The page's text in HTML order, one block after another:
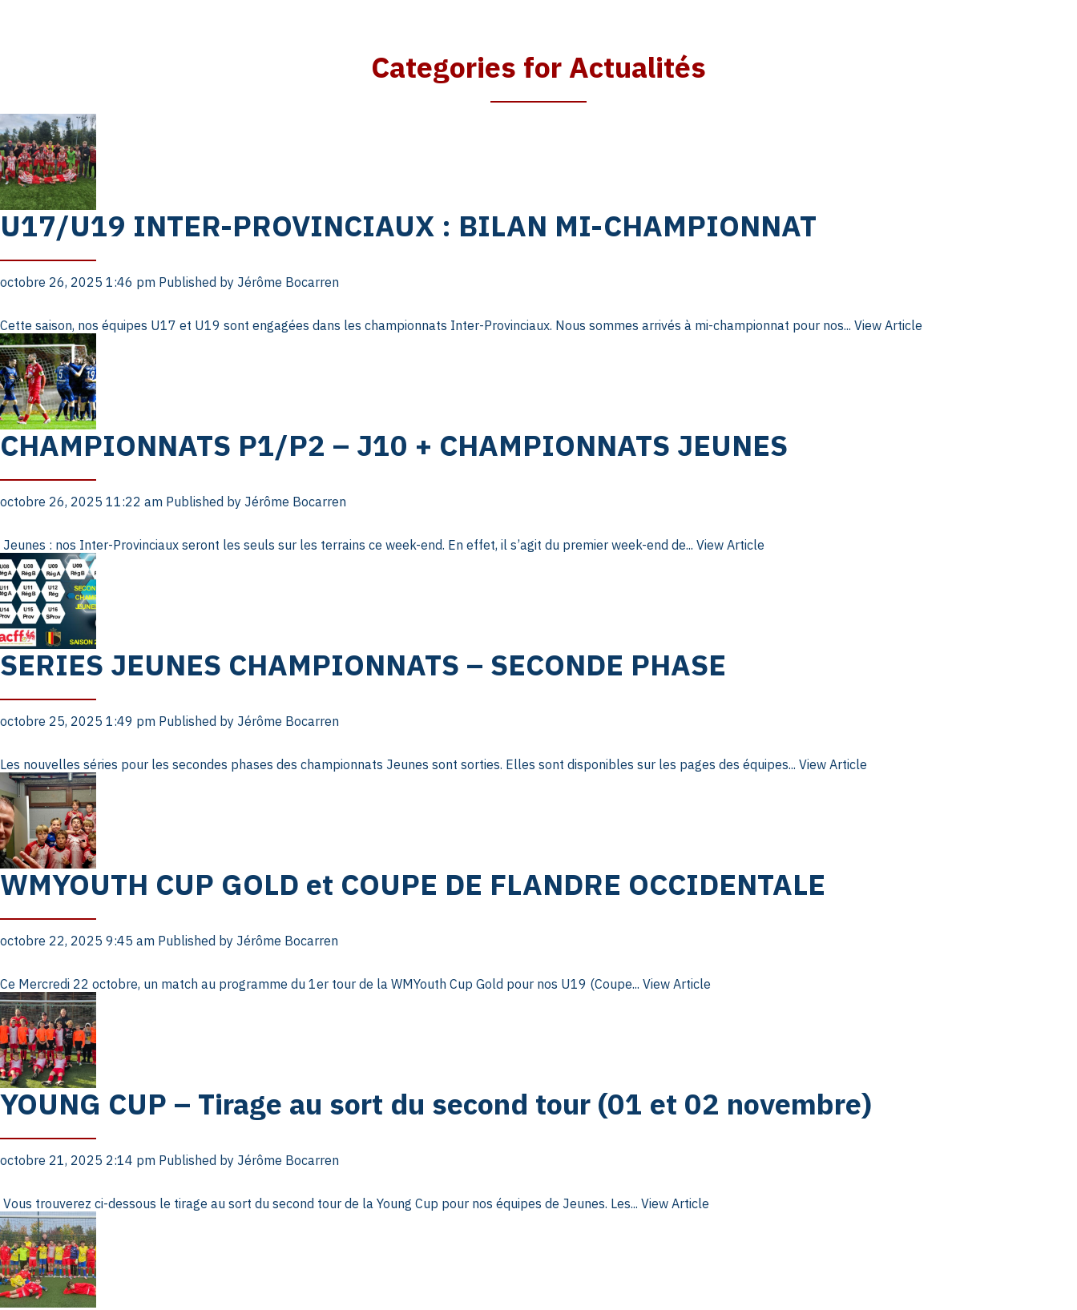
GALERIE
INFOS
Categories for Actualités
U17/U19 INTER-PROVINCIAUX : BILAN MI-CHAMPIONNAT
octobre 26, 2025 1:46 pm Published by Jérôme Bocarren
Cette saison, nos équipes U17 et U19 sont engagées dans les championnats Inter-Provinciaux. Nous sommes arrivés à mi-championnat pour nos... View Article
CHAMPIONNATS P1/P2 – J10 + CHAMPIONNATS JEUNES
octobre 26, 2025 11:22 am Published by Jérôme Bocarren
Jeunes : nos Inter-Provinciaux seront les seuls sur les terrains ce week-end. En effet, il s’agit du premier week-end de... View Article
SERIES JEUNES CHAMPIONNATS – SECONDE PHASE
octobre 25, 2025 1:49 pm Published by Jérôme Bocarren
Les nouvelles séries pour les secondes phases des championnats Jeunes sont sorties. Elles sont disponibles sur les pages des équipes... View Article
WMYOUTH CUP GOLD et COUPE DE FLANDRE OCCIDENTALE
octobre 22, 2025 9:45 am Published by Jérôme Bocarren
Ce Mercredi 22 octobre, un match au programme du 1er tour de la WMYouth Cup Gold pour nos U19 (Coupe... View Article
YOUNG CUP – Tirage au sort du second tour (01 et 02 novembre)
octobre 21, 2025 2:14 pm Published by Jérôme Bocarren
Vous trouverez ci-dessous le tirage au sort du second tour de la Young Cup pour nos équipes de Jeunes. Les... View Article